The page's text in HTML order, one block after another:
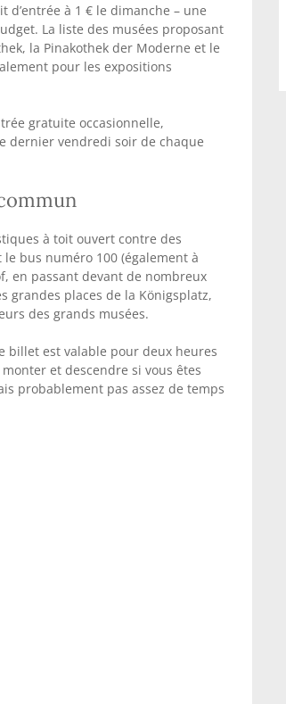
à 1 € le dimanche – une
La liste des musées proposant
la Pinakothek der Moderne et le
pour les expositions
gratuite occasionnelle,
dernier vendredi soir de chaque
à toit ouvert contre des
bus numéro 100 (également à
en passant devant de nombreux
grandes places de la Königsplatz,
des grands musées.
billet est valable pour deux heures
et descendre si vous êtes
probablement pas assez de temps